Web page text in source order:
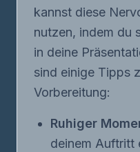
kannst diese
nutzen, indem du
in deine
sind einige Tipps
Vorbereitung:
Ruhiger
deinem Auftritt